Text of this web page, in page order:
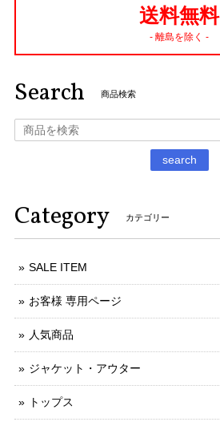
送料無料
- 離島を除く -
Search 商品検索
search
Category カテゴリー
SALE ITEM
お客様 専用ページ
人気商品
ジャケット・アウター
トップス